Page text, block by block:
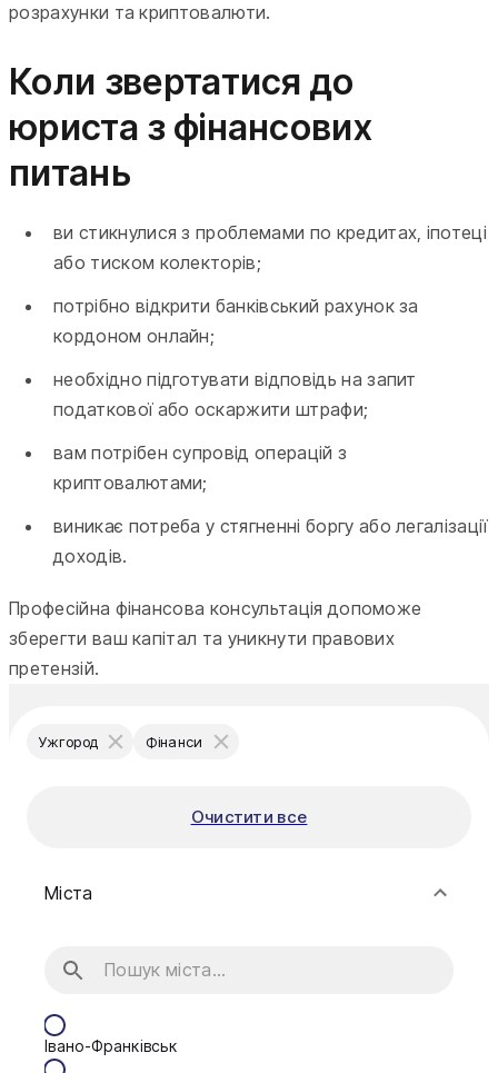
розрахунки та криптовалюти.
Коли звертатися до
юриста з фінансових
питань
ви стикнулися з проблемами по кредитах, іпотеці
або тиском колекторів;
потрібно відкрити банківський рахунок за
кордоном онлайн;
необхідно підготувати відповідь на запит
податкової або оскаржити штрафи;
вам потрібен супровід операцій з
криптовалютами;
виникає потреба у стягненні боргу або легалізації
доходів.
Професійна фінансова консультація допоможе
зберегти ваш капітал та уникнути правових
претензій.
Ужгород Фінанси
Очистити все
Міста
Івано-Франківськ